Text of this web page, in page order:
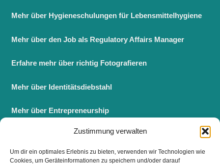
Zustimmung verwalten
Um dir ein optimales Erlebnis zu bieten, verwenden wir Technologien wie
Cookies, um Geräteinformationen zu speichern und/oder darauf
Mehr über Hygieneschulungen für Lebensmittelhygiene
Mehr über den Job als Regulatory Affairs Manager
Erfahre mehr über richtig Fotografieren
Mehr über Identitätsdiebstahl
Mehr über Entrepreneurship
Berufsbegleitender Master BWL
Fernstudium Master BWL